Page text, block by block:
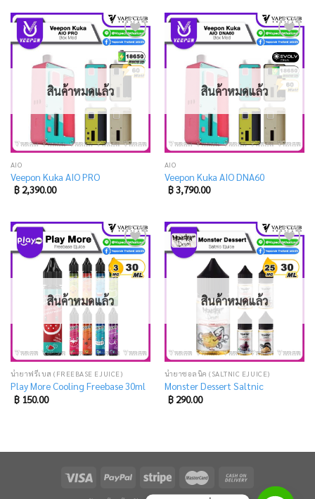
Add
to
wishlist
สินค้าหมดแล้ว
AIO
Veepon Kuka AIO PRO
฿2,390.00
Add
to
wishlist
สินค้าหมดแล้ว
AIO
Veepon Kuka AIO DNA60
฿3,790.00
Add
to
wishlist
สินค้าหมดแล้ว
น้ำยาฟรีเบส (FREEBASE EJUICE)
Play More Cooling Freebase 30ml
฿150.00
Add
to
wishlist
สินค้าหมดแล้ว
น้ำยาซอลนิค (SALTNIC EJUICE)
Monster Dessert Saltnic
฿290.00